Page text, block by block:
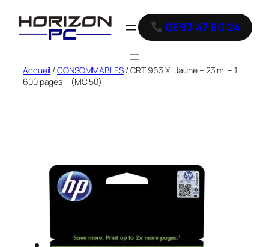
0693 47 60 24
Accueil /CONSOMMABLES/ CRT 963 XL Jaune – 23 ml – 1
600 pages – (MC 50)